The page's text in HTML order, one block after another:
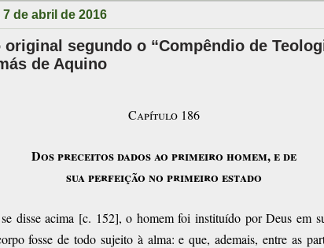
de abril de 2016
original segundo o “Compêndio de
de Aquino
Capítulo 186
Dos preceitos dados ao primeiro homem, e de
sua perfeição no primeiro estado
disse acima [c. 152], o homem foi instituído por Deus em
fosse de todo sujeito à alma: e que, ademais, entre as